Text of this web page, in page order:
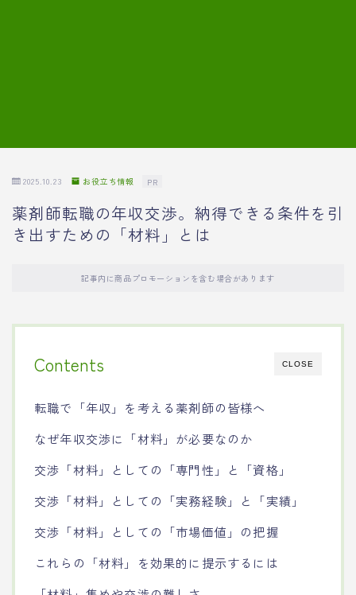
2025.10.23 お役立ち情報 PR
薬剤師転職の年収交渉。納得できる条件を引
き出すための「材料」とは
記事内に商品プロモーションを含む場合があります
CLOSE
Contents
転職で「年収」を考える薬剤師の皆様へ
なぜ年収交渉に「材料」が必要なのか
交渉「材料」としての「専門性」と「資格」
交渉「材料」としての「実務経験」と「実績」
交渉「材料」としての「市場価値」の把握
これらの「材料」を効果的に提示するには